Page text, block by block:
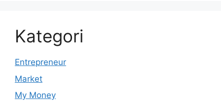
Kategori
Entrepreneur
Market
My Money